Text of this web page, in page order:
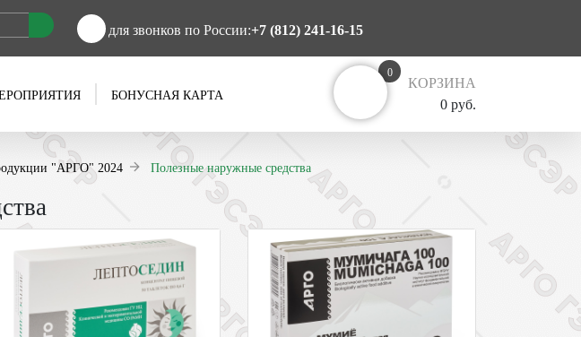
для звонков по России:+7 (812) 241-16-15
БОНУСНАЯ КАРТА
0
КОРЗИНА
0 руб.
"АРГО" 2024 Полезные наружные средства